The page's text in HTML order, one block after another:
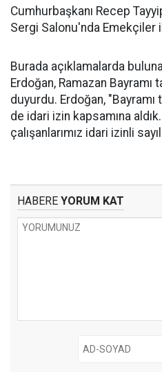
Cumhurbaşkanı Recep
Sergi Salonu'nda Emekçiler
Burada açıklamalarda
Erdoğan, Ramazan Bayramı
duyurdu. Erdoğan,
de idari izin kapsamına
çalışanlarımız idari izinli
HABERE YORUM KAT